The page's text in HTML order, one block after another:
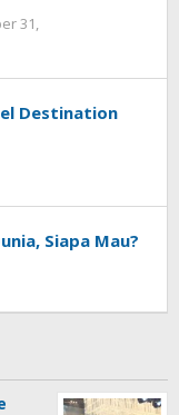
31,
Destination
Siapa Mau?